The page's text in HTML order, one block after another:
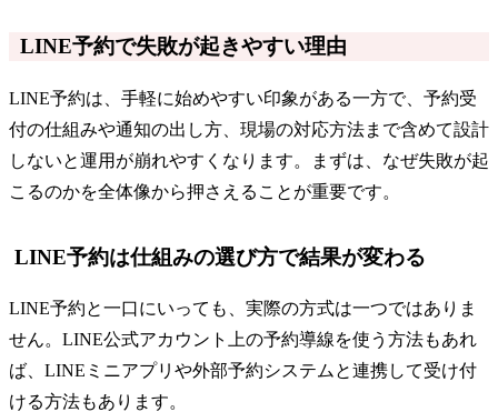
LINE予約で失敗が起きやすい理由
LINE予約は、手軽に始めやすい印象がある一方で、予約受
付の仕組みや通知の出し方、現場の対応方法まで含めて設計
しないと運用が崩れやすくなります。まずは、なぜ失敗が起
こるのかを全体像から押さえることが重要です。
LINE予約は仕組みの選び方で結果が変わる
LINE予約と一口にいっても、実際の方式は一つではありま
せん。LINE公式アカウント上の予約導線を使う方法もあれ
ば、LINEミニアプリや外部予約システムと連携して受け付
ける方法もあります。